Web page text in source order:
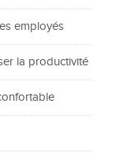
employés
la productivité